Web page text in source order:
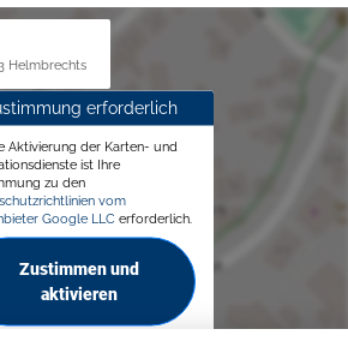
Helmbrechts
erforderlich
Aktivierung der Karten- und
ist Ihre
zu den
vom
Google LLC erforderlich.
Zustimmen und
aktivieren